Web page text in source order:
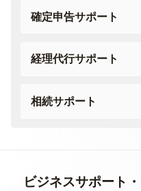
確定申告サポート
経理代行サポート
相続サポート
ビジネスサポート・